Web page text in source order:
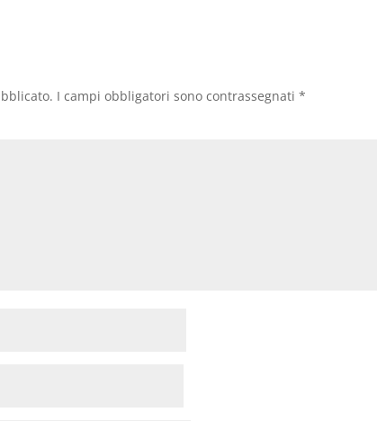
I campi obbligatori sono contrassegnati*